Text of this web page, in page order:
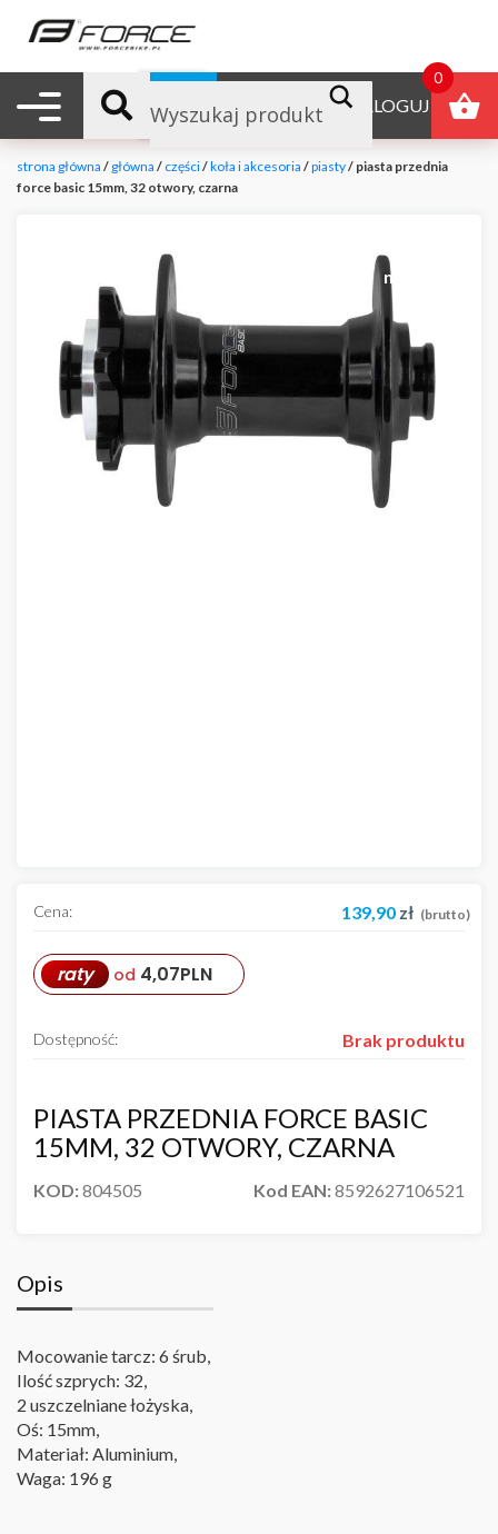
Nawigacja mobilna ZALOGUJ
B2B
strona główna / główna / części/koła i akcesoria /piasty/ piasta przednia
force basic 15mm, 32 otwory, czarna
null
PIASTA PRZEDNIA FORCE BASIC
15MM, 32 OTWORY, CZARNA
KOD:804505 Kod EAN:8592627106521
Cena: 139,90 zł (brutto)
raty od 4,07PLN
Dostępność: Brak produktu
Opis
Mocowanie tarcz: 6 śrub,
Ilość szprych: 32,
2 uszczelniane łożyska,
Oś: 15mm,
Materiał: Aluminium,
Waga: 196 g
0